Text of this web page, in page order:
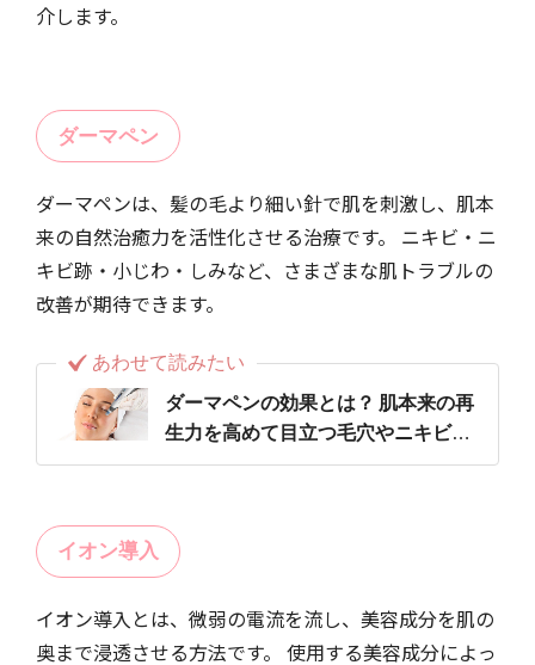
介します。
ダーマペン
ダーマペンは、髪の毛より細い針で肌を刺激し、肌本
来の自然治癒力を活性化させる治療です。 ニキビ・ニ
キビ跡・小じわ・しみなど、さまざまな肌トラブルの
改善が期待できます。
あわせて読みたい
ダーマペンの効果とは？ 肌本来の再
生力を高めて目立つ毛穴やニキビ跡
を改善
イオン導入
イオン導入とは、微弱の電流を流し、美容成分を肌の
奥まで浸透させる方法です。 使用する美容成分によっ